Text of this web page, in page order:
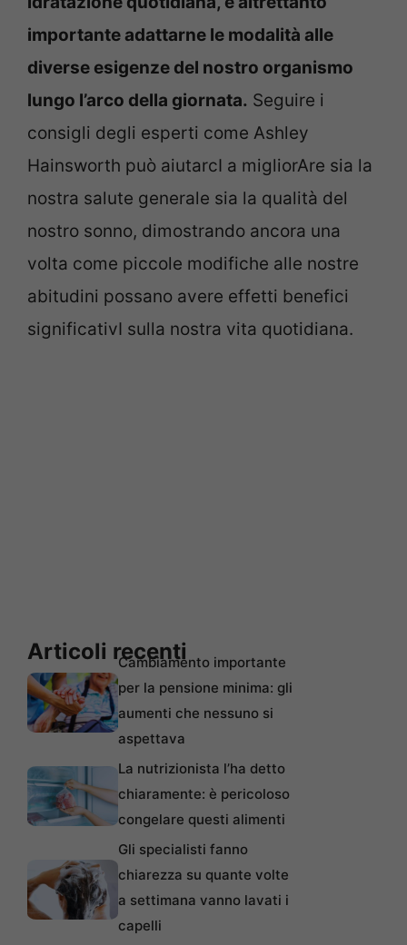
importante adattarne le modalità alle
diverse esigenze del nostro organismo
lungo l’arco della giornata. Seguire i
consigli degli esperti come Ashley
Hainsworth può aiutarcI a migliorAre sia la
nostra salute generale sia la qualità del
nostro sonno, dimostrando ancora una
volta come piccole modifiche alle nostre
abitudini possano avere effetti benefici
significativI sulla nostra vita quotidiana.
Articoli recentiCambiamento importante
per la pensione minima: gli
aumenti che nessuno si
aspettava
La nutrizionista l’ha detto
chiaramente: è pericoloso
congelare questi alimenti
Gli specialisti fanno
chiarezza su quante volte
a settimana vanno lavati i
capelli